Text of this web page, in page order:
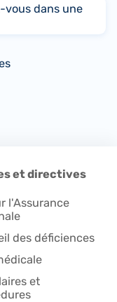
vous dans une
et directives
l'Assurance
des déficiences
et